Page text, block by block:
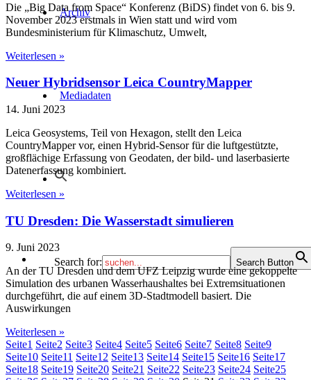
Archiv
Mediadaten
Search for: Search Button
Die „Big Data from Space“ Konferenz (BiDS) findet von 6. bis 9.
November 2023 erstmals in Wien statt und wird vom
Bundesministerium für Klimaschutz, Umwelt,
Weiterlesen »
Neuer Hybridsensor Leica CountryMapper
14. Juni 2023
Leica Geosystems, Teil von Hexagon, stellt den Leica
CountryMapper vor, einen Hybrid-Sensor für die luftgestützte,
großflächige Erfassung von Geodaten, der bild- und laserbasierte
Datenerfassung kombiniert.
Weiterlesen »
TU Dresden: Die Wasserstadt simulieren
9. Juni 2023
An der TU Dresden und dem UFZ Leipzig wurde eine gekoppelte
Simulation des urbanen Wasserhaushaltes bei Extremsituationen
durchgeführt, die auf einem 3D-Stadtmodell basiert. Die
Auswirkungen
Weiterlesen »
Seite1 Seite2 Seite3 Seite4 Seite5 Seite6 Seite7 Seite8 Seite9
Seite10 Seite11 Seite12 Seite13 Seite14 Seite15 Seite16 Seite17
Seite18 Seite19 Seite20 Seite21 Seite22 Seite23 Seite24 Seite25